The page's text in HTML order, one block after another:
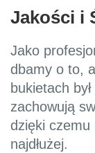
Jakości i
Jako
dbamy o to,
bukietach
zachowują
dzięki
najdłużej.